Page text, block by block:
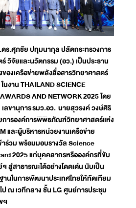
ร.ศุภชัย ปทุมนากุล ปลัดกระทรวงการ
วิจัยและนวัตกรรม (อว.) เป็นประธาน
ของเครือข่ายพลังสื่อสารวิทยาศาสตร์
นงาน THAILAND SCIENCE
AND NETWORK 2025 โดย
ลขานุการ รมว.อว. นายสุวรงค์ วงษ์ศิริ
การองค์การพิพิธภัณฑ์วิทยาศาสตร์แห่ง
และผู้บริหารหน่วยงานเครือข่าย
ร่วม พร้อมมอบรางวัล Science
2025 แก่บุคคลากรหรือองค์กรที่ขับ
สู่สาธารณะได้อย่างโดดเด่น นับเป็น
นในการพัฒนาประเทศไทยให้ทัดเทียม
ป ณ เวทีกลาง ชั้น LG ศูนย์การประชุม
ฯ